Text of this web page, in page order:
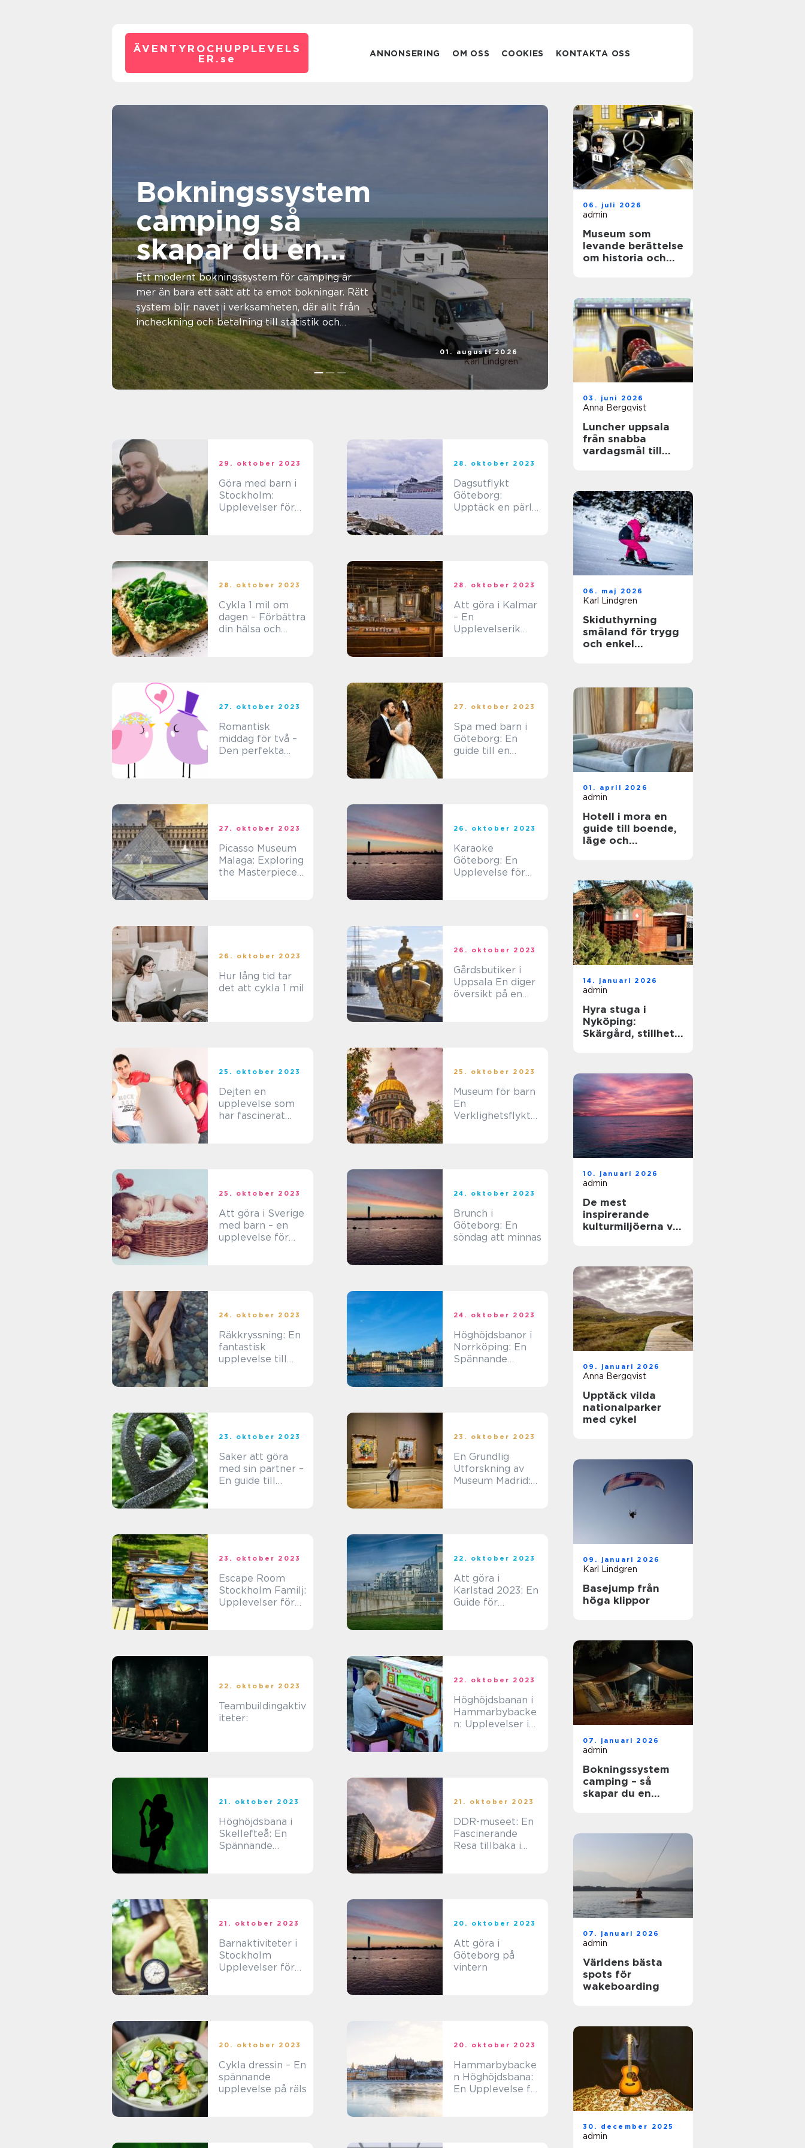
ÄVENTYROCHUPPLEVELS
ER. se ANNONSERING OM OSS COOKIES KONTAKTA OSS
Bokningssystem
camping så
skapar du en
mer lönsam och
enkel vardag
Ett modernt bokningssystem för camping är
mer än bara ett sätt att ta emot bokningar. Rätt
system blir navet i verksamheten, där allt från
incheckning och betalning till statistik och
beläggning samla...
01. augusti 2026
Karl Lindgren
Klassresa mer
än bara en
från skolan
också en chans att lära sig saker som sällan
i klassrummet: mod, samarbete, ansvar och
empati. När ...
29. oktober 2023
Göra med barn i
Stockholm:
Upplevelser för
28. oktober 2023
Dagsutflykt
Göteborg:
Upptäck en pärla
28. oktober 2023
Cykla 1 mil om
dagen – Förbättra
din hälsa och
28. oktober 2023
Att göra i Kalmar
– En
Upplevelserik
27. oktober 2023
Romantisk
middag för två –
Den perfekta
27. oktober 2023
Spa med barn i
Göteborg: En
guide till en
27. oktober 2023
Picasso Museum
Malaga: Exploring
the Masterpieces
26. oktober 2023
Karaoke
Göteborg: En
Upplevelse för
26. oktober 2023
Hur lång tid tar
det att cykla 1 mil
26. oktober 2023
Gårdsbutiker i
Uppsala En diger
översikt på en
25. oktober 2023
Dejten en
upplevelse som
har fascinerat
25. oktober 2023
Museum för barn
En
Verklighetsflykt
25. oktober 2023
Att göra i Sverige
med barn – en
upplevelse för
24. oktober 2023
Brunch i
Göteborg: En
söndag att minnas
24. oktober 2023
Räkkryssning: En
fantastisk
upplevelse till
24. oktober 2023
Höghöjdsbanor i
Norrköping: En
Spännande
23. oktober 2023
Saker att göra
med sin partner –
En guide till
23. oktober 2023
En Grundlig
Utforskning av
Museum Madrid:
23. oktober 2023
Escape Room
Stockholm Familj:
Upplevelser för
22. oktober 2023
Att göra i
Karlstad 2023: En
Guide för
22. oktober 2023
Teambuildingaktiv
iteter:
22. oktober 2023
Höghöjdsbanan i
Hammarbybacke
n: Upplevelser i
21. oktober 2023
Höghöjdsbana i
Skellefteå: En
Spännande
21. oktober 2023
DDR-museet: En
Fascinerande
Resa tillbaka i
21. oktober 2023
Barnaktiviteter i
Stockholm
Upplevelser för
20. oktober 2023
Att göra i
Göteborg på
vintern
20. oktober 2023
Cykla dressin – En
spännande
upplevelse på räls
20. oktober 2023
Hammarbybacke
n Höghöjdsbana:
En Upplevelse för
06. juli 2026
admin
Museum som
levande berättelse
om historia och
03. juni 2026
Anna Bergqvist
Luncher uppsala
från snabba
vardagsmål till
06. maj 2026
Karl Lindgren
Skiduthyrning
småland för trygg
och enkel
01. april 2026
admin
Hotell i mora en
guide till boende,
läge och
14. januari 2026
admin
Hyra stuga i
Nyköping:
Skärgård, stillhet
10. januari 2026
admin
De mest
inspirerande
kulturmiljöerna vid
09. januari 2026
Anna Bergqvist
Upptäck vilda
nationalparker
med cykel
09. januari 2026
Karl Lindgren
Basejump från
höga klippor
07. januari 2026
admin
Bokningssystem
camping – så
skapar du en
07. januari 2026
admin
Världens bästa
spots för
wakeboarding
30. december 2025
admin